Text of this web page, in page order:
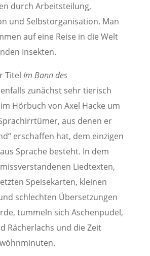
durch Arbeitsteilung,
und Selbstorganisation. Man
auf eine Reise in die Welt
Insekten.
Titel Im Bann des
zunächst sehr tierisch
Hörbuch von Axel Hacke um
aus denen er
erschaffen hat, dem einzigen
Sprache besteht. In dem
Liedtexten,
Speisekarten, kleinen
schlechten Übersetzungen
tummeln sich Aschenpudel,
Rächerlachs und die Zeit